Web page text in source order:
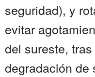
seguridad), y
evitar
del sureste,
degradación de